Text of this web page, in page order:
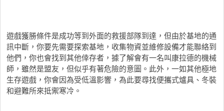
遊戲獲勝條件是成功等到外面的救援部隊到達，但由於基地的通
訊中斷，你要先需要探索基地，收集物資並維修設備才能聯絡到
他們，你也會找到其他倖存者，據了解會有一名叫康拉德的機械
師，雖然是盟友，但似乎有著危險的意圖。此外，一如其他極地
生存遊戲，你會因為受低溫影響，為此要尋找便攜式爐具、冬裝
和避難所來抵禦寒冷。